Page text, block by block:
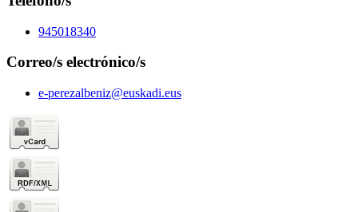
945018340
Correo/s electrónico/s
e-perezalbeniz@euskadi.eus